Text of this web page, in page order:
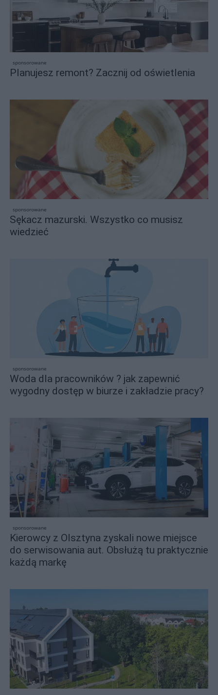
sponsorowane
Planujesz remont? Zacznij od oświetlenia
sponsorowane
Sękacz mazurski. Wszystko co musisz
wiedzieć
sponsorowane
Woda dla pracowników ? jak zapewnić
wygodny dostęp w biurze i zakładzie pracy?
sponsorowane
Kierowcy z Olsztyna zyskali nowe miejsce
do serwisowania aut. Obsłużą tu praktycznie
każdą markę